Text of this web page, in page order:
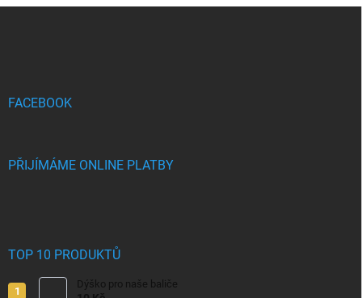
FACEBOOK
PŘIJÍMÁME ONLINE PLATBY
TOP 10 PRODUKTŮ
Dýško pro naše baliče